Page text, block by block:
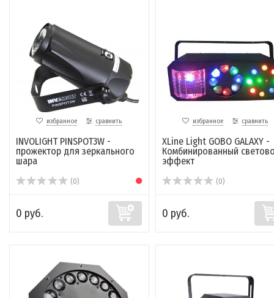
избранное сравнить
INVOLIGHT PINSPOT3W -
прожектор для зеркального
шара
(0)
0 руб.
избранное сравнить
XLine Light GOBO GALAXY -
Комбинированный
эффект
(0)
0 руб.